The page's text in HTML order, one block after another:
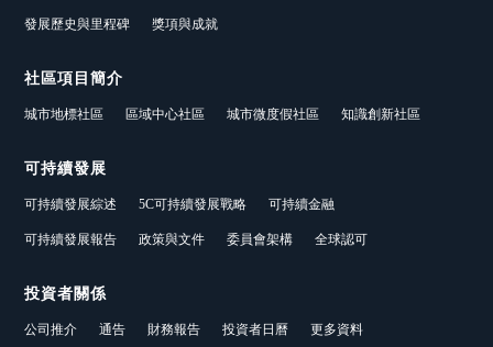
發展歷史與里程碑 獎項與成就
社區項目簡介
城市地標社區 區域中心社區 城市微度假社區 知識創新社區
可持續發展
可持續發展綜述 5C可持續發展戰略 可持續金融
可持續發展報告 政策與文件 委員會架構 全球認可
投資者關係
公司推介 通告 財務報告 投資者日曆 更多資料